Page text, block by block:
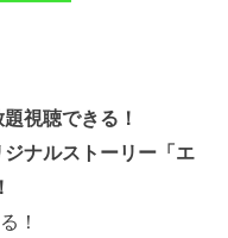
視聴できる！
ジナルストーリー「エ
！